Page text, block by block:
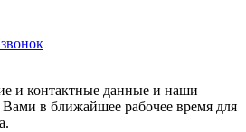
и контактные данные и наши
в ближайшее рабочее время для